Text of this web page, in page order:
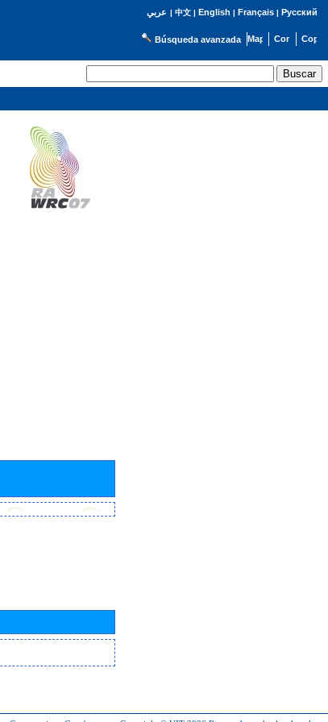
عربي | 中文| English | Français| Русский
Búsqueda avanzada